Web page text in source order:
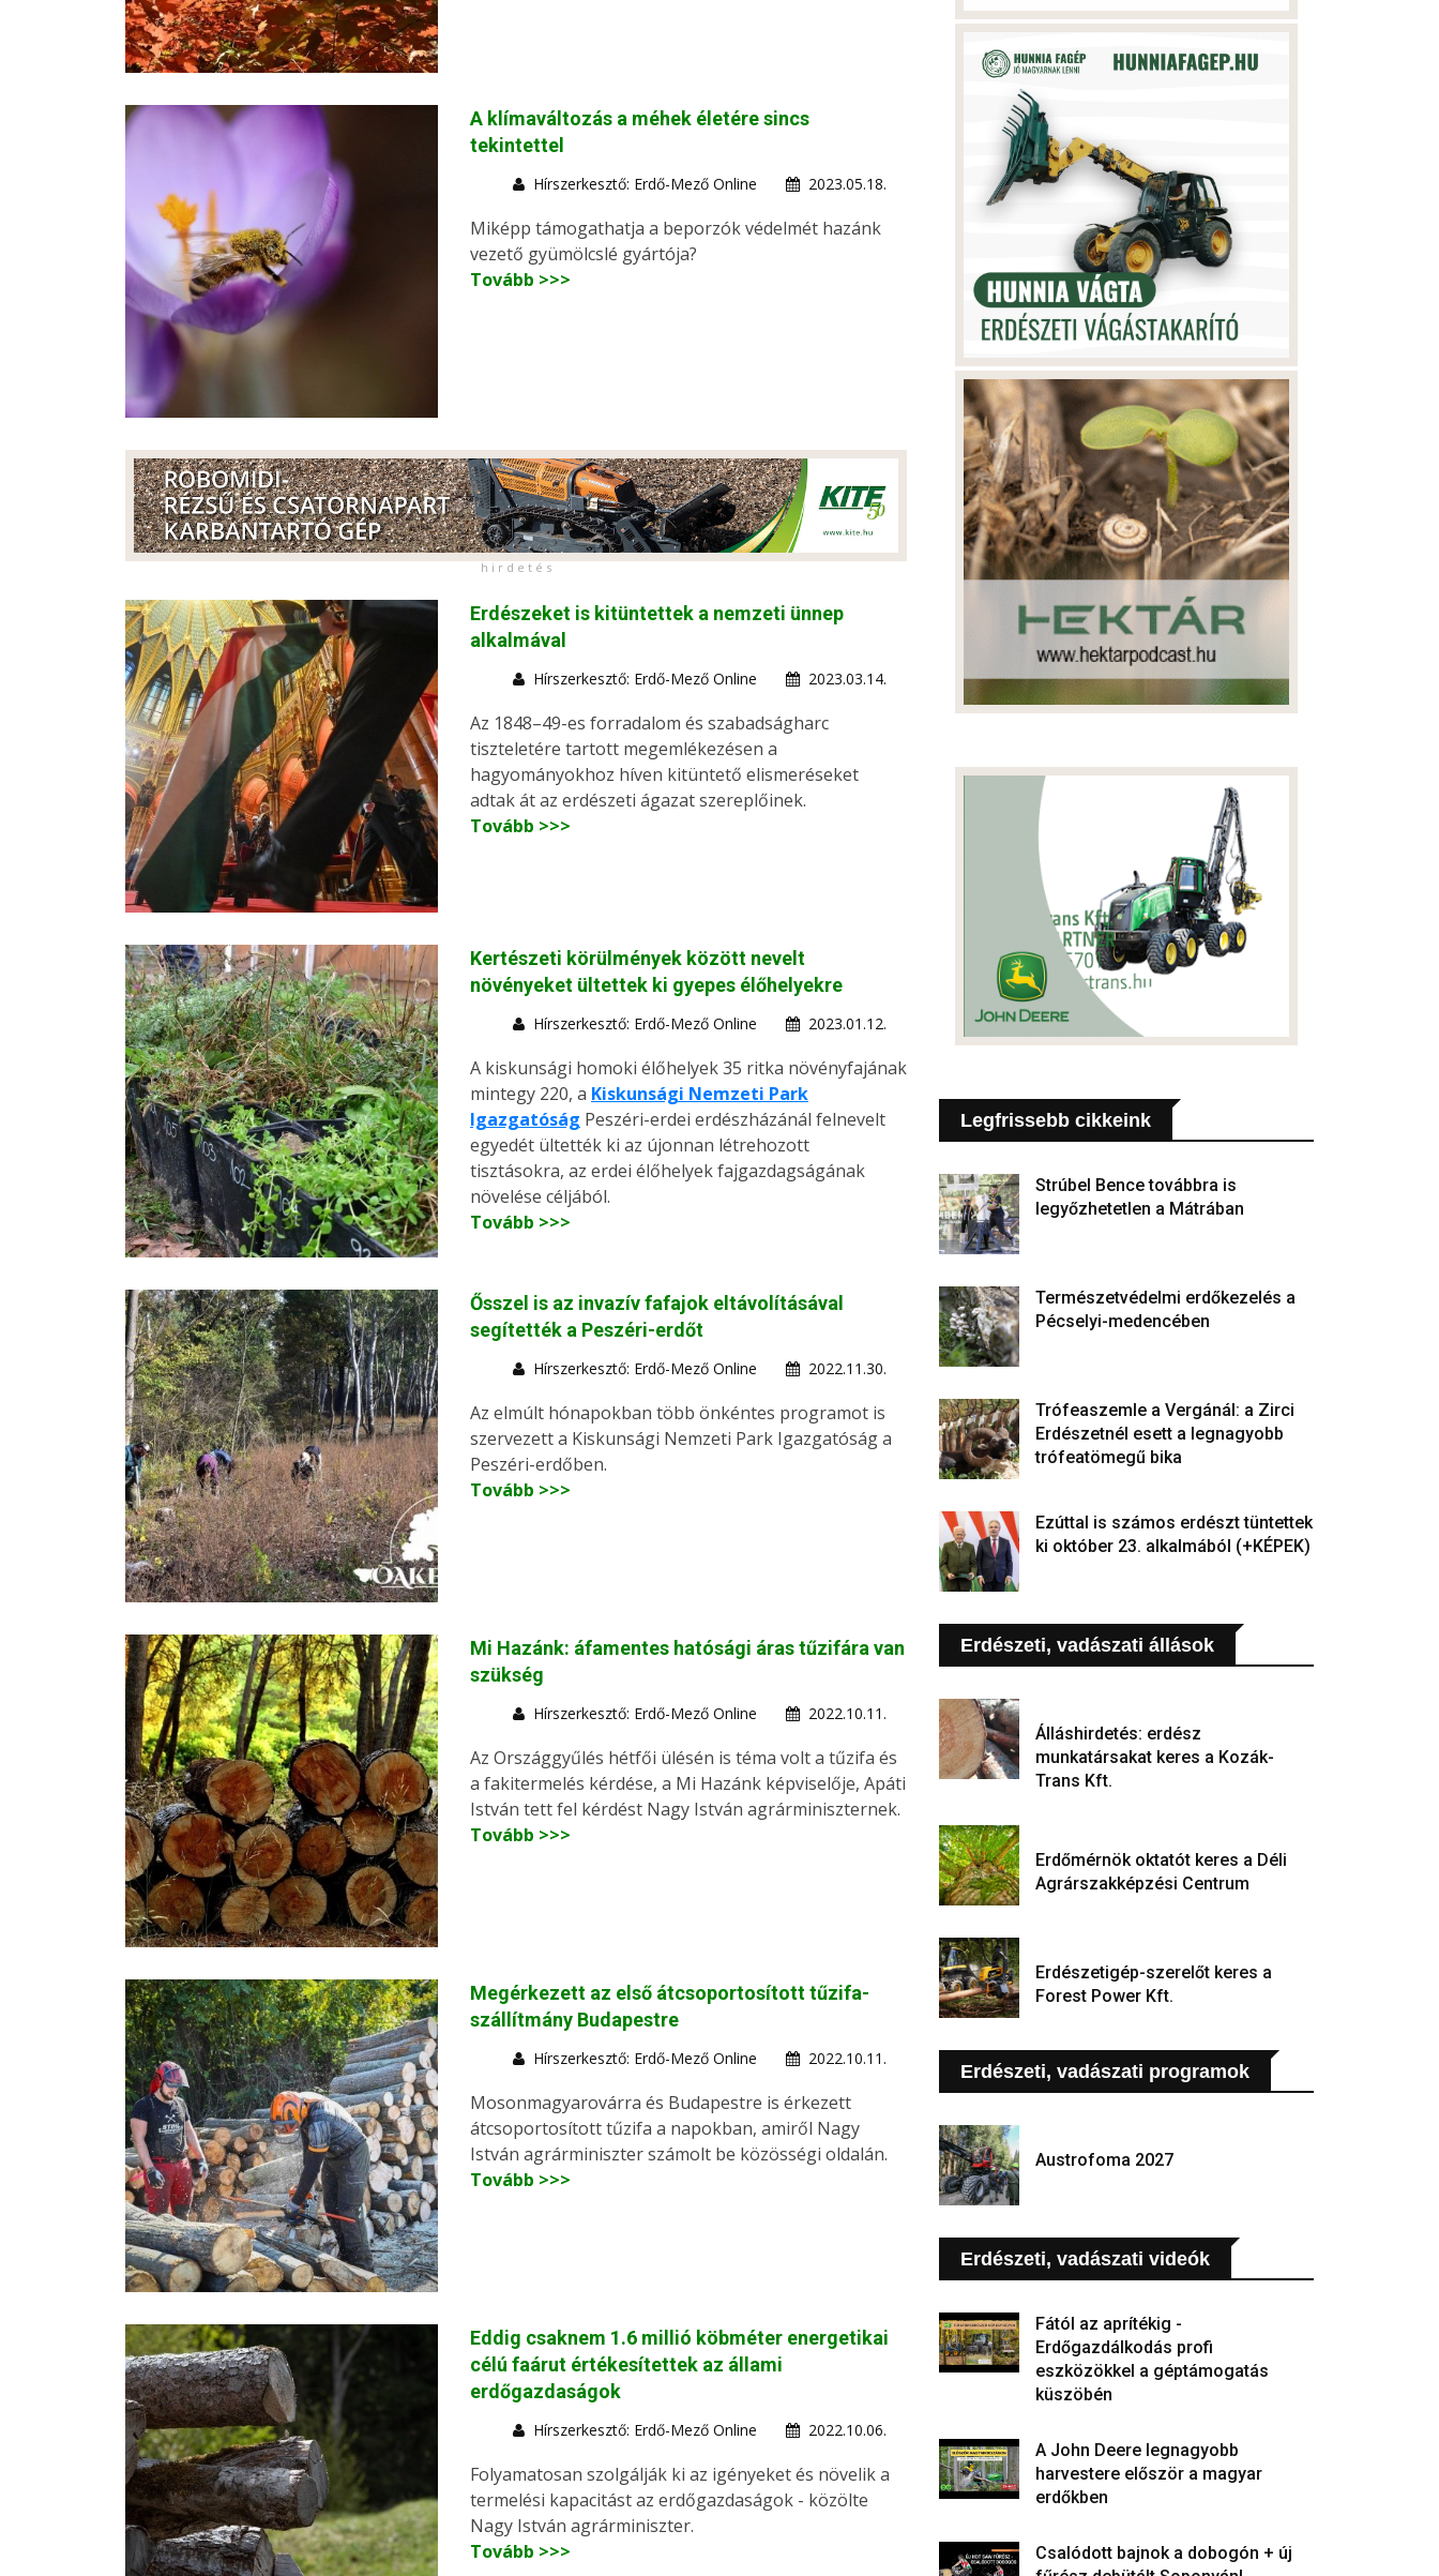
A klímaváltozás a méhek életére sincs
tekintettel
Hírszerkesztő: Erdő-Mező Online 2023.05.18.
Miképp támogathatja a beporzók védelmét hazánk
vezető gyümölcslé gyártója?
Tovább >>>
h i r d e t é s
Erdészeket is kitüntettek a nemzeti ünnep
alkalmával
Hírszerkesztő: Erdő-Mező Online 2023.03.14.
Az 1848–49-es forradalom és szabadságharc
tiszteletére tartott megemlékezésen a
hagyományokhoz híven kitüntető elismeréseket
adtak át az erdészeti ágazat szereplőinek.
Tovább >>>
Kertészeti körülmények között nevelt
növényeket ültettek ki gyepes élőhelyekre
Hírszerkesztő: Erdő-Mező Online 2023.01.12.
A kiskunsági homoki élőhelyek 35 ritka növényfajának
mintegy 220, a Kiskunsági Nemzeti Park
Igazgatóság Peszéri-erdei erdészházánál felnevelt
egyedét ültették ki az újonnan létrehozott
tisztásokra, az erdei élőhelyek fajgazdagságának
növelése céljából.
Tovább >>>
Ősszel is az invazív fafajok eltávolításával
segítették a Peszéri-erdőt
Hírszerkesztő: Erdő-Mező Online 2022.11.30.
Az elmúlt hónapokban több önkéntes programot is
szervezett a Kiskunsági Nemzeti Park Igazgatóság a
Peszéri-erdőben.
Tovább >>>
Mi Hazánk: áfamentes hatósági áras tűzifára van
szükség
Hírszerkesztő: Erdő-Mező Online 2022.10.11.
Az Országgyűlés hétfői ülésén is téma volt a tűzifa és
a fakitermelés kérdése, a Mi Hazánk képviselője, Apáti
István tett fel kérdést Nagy István agrárminiszternek.
Tovább >>>
Megérkezett az első átcsoportosított tűzifa-
szállítmány Budapestre
Hírszerkesztő: Erdő-Mező Online 2022.10.11.
Mosonmagyarovárra és Budapestre is érkezett
átcsoportosított tűzifa a napokban, amiről Nagy
István agrárminiszter számolt be közösségi oldalán.
Tovább >>>
Eddig csaknem 1.6 millió köbméter energetikai
célú faárut értékesítettek az állami
erdőgazdaságok
Hírszerkesztő: Erdő-Mező Online 2022.10.06.
Folyamatosan szolgálják ki az igényeket és növelik a
termelési kapacitást az erdőgazdaságok - közölte
Nagy István agrárminiszter.
Tovább >>>
Legfrissebb cikkeink
Strúbel Bence továbbra is
legyőzhetetlen a Mátrában
Természetvédelmi erdőkezelés a
Pécselyi-medencében
Trófeaszemle a Vergánál: a Zirci
Erdészetnél esett a legnagyobb
trófeatömegű bika
Ezúttal is számos erdészt tüntettek
ki október 23. alkalmából (+KÉPEK)
Erdészeti, vadászati állások
Álláshirdetés: erdész
munkatársakat keres a Kozák-
Trans Kft.
Erdőmérnök oktatót keres a Déli
Agrárszakképzési Centrum
Erdészetigép-szerelőt keres a
Forest Power Kft.
Erdészeti, vadászati programok
Austrofoma 2027
Erdészeti, vadászati videók
Fától az aprítékig -
Erdőgazdálkodás profi
eszközökkel a géptámogatás
küszöbén
A John Deere legnagyobb
harvestere először a magyar
erdőkben
Csalódott bajnok a dobogón + új